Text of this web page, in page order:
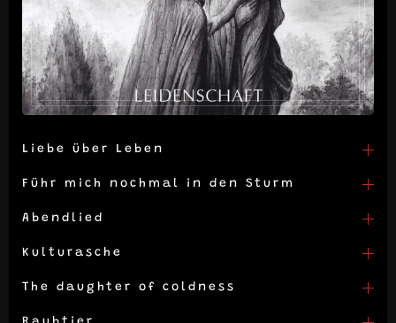
Liebe über Leben
Führ mich nochmal in den Sturm
Abendlied
Kulturasche
The daughter of coldness